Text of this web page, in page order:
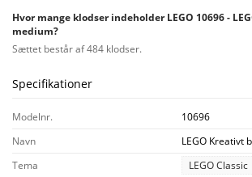
Hvor mange klodser indeholder LEGO 10696 -
medium?
Sættet består af 484 klodser.
Specifikationer
Modelnr.
10696
Navn
LEGO Kreativt
Tema
LEGO Classic